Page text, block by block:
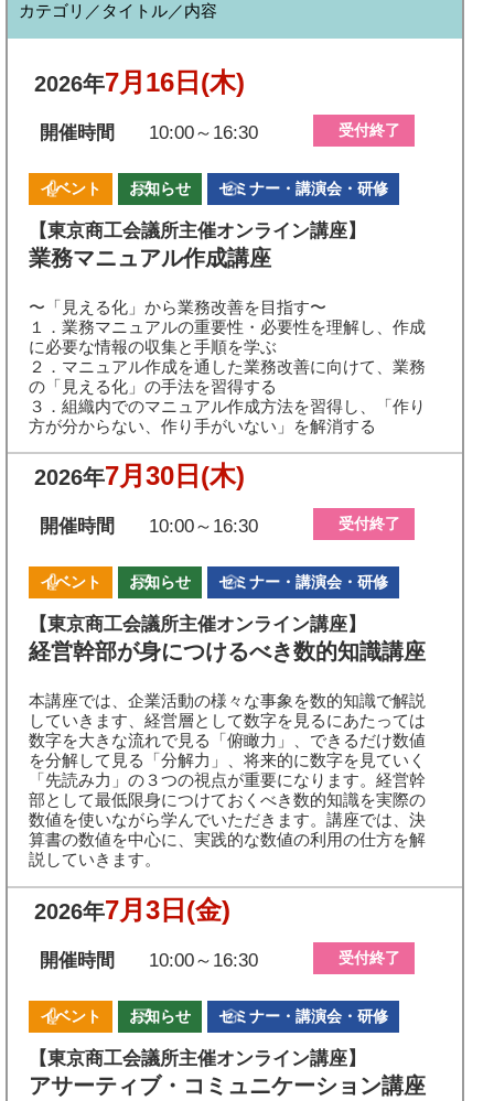
カテゴリ／タイトル／内容
2026年7月16日 (木)
開催時間 10:00～16:30 受付終了
イベント お知らせ セミナー・講演会・研修
【東京商工会議所主催オンライン講座】
業務マニュアル作成講座
〜「見える化」から業務改善を目指す〜
１．業務マニュアルの重要性・必要性を理解し、作成
に必要な情報の収集と手順を学ぶ
２．マニュアル作成を通した業務改善に向けて、業務
の「見える化」の手法を習得する
３．組織内でのマニュアル作成方法を習得し、「作り
方が分からない、作り手がいない」を解消する
2026年7月30日 (木)
開催時間 10:00～16:30 受付終了
イベント お知らせ セミナー・講演会・研修
【東京商工会議所主催オンライン講座】
経営幹部が身につけるべき数的知識講座
本講座では、企業活動の様々な事象を数的知識で解説
していきます、経営層として数字を見るにあたっては
数字を大きな流れで見る「俯瞰力」、できるだけ数値
を分解して見る「分解力」、将来的に数字を見ていく
「先読み力」の３つの視点が重要になります。経営幹
部として最低限身につけておくべき数的知識を実際の
数値を使いながら学んでいただきます。講座では、決
算書の数値を中心に、実践的な数値の利用の仕方を解
説していきます。
2026年7月3日 (金)
開催時間 10:00～16:30 受付終了
イベント お知らせ セミナー・講演会・研修
【東京商工会議所主催オンライン講座】
アサーティブ・コミュニケーション講座